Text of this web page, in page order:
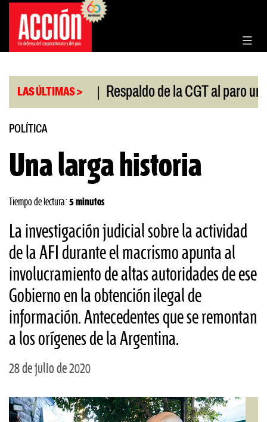
Saltar
contenido
LAS ÚLTIMAS >
| Respaldo de la CGT al paro
POLÍTICA
Una larga historia
Tiempo de lectura: 5 minutos
La investigación judicial sobre la actividad
de la AFI durante el macrismo apunta al
involucramiento de altas autoridades de ese
Gobierno en la obtención ilegal de
información. Antecedentes que se remontan
a los orígenes de la Argentina.
28 de julio de 2020